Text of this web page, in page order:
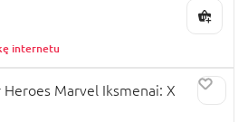
internetu
Marvel Iksmenai: X